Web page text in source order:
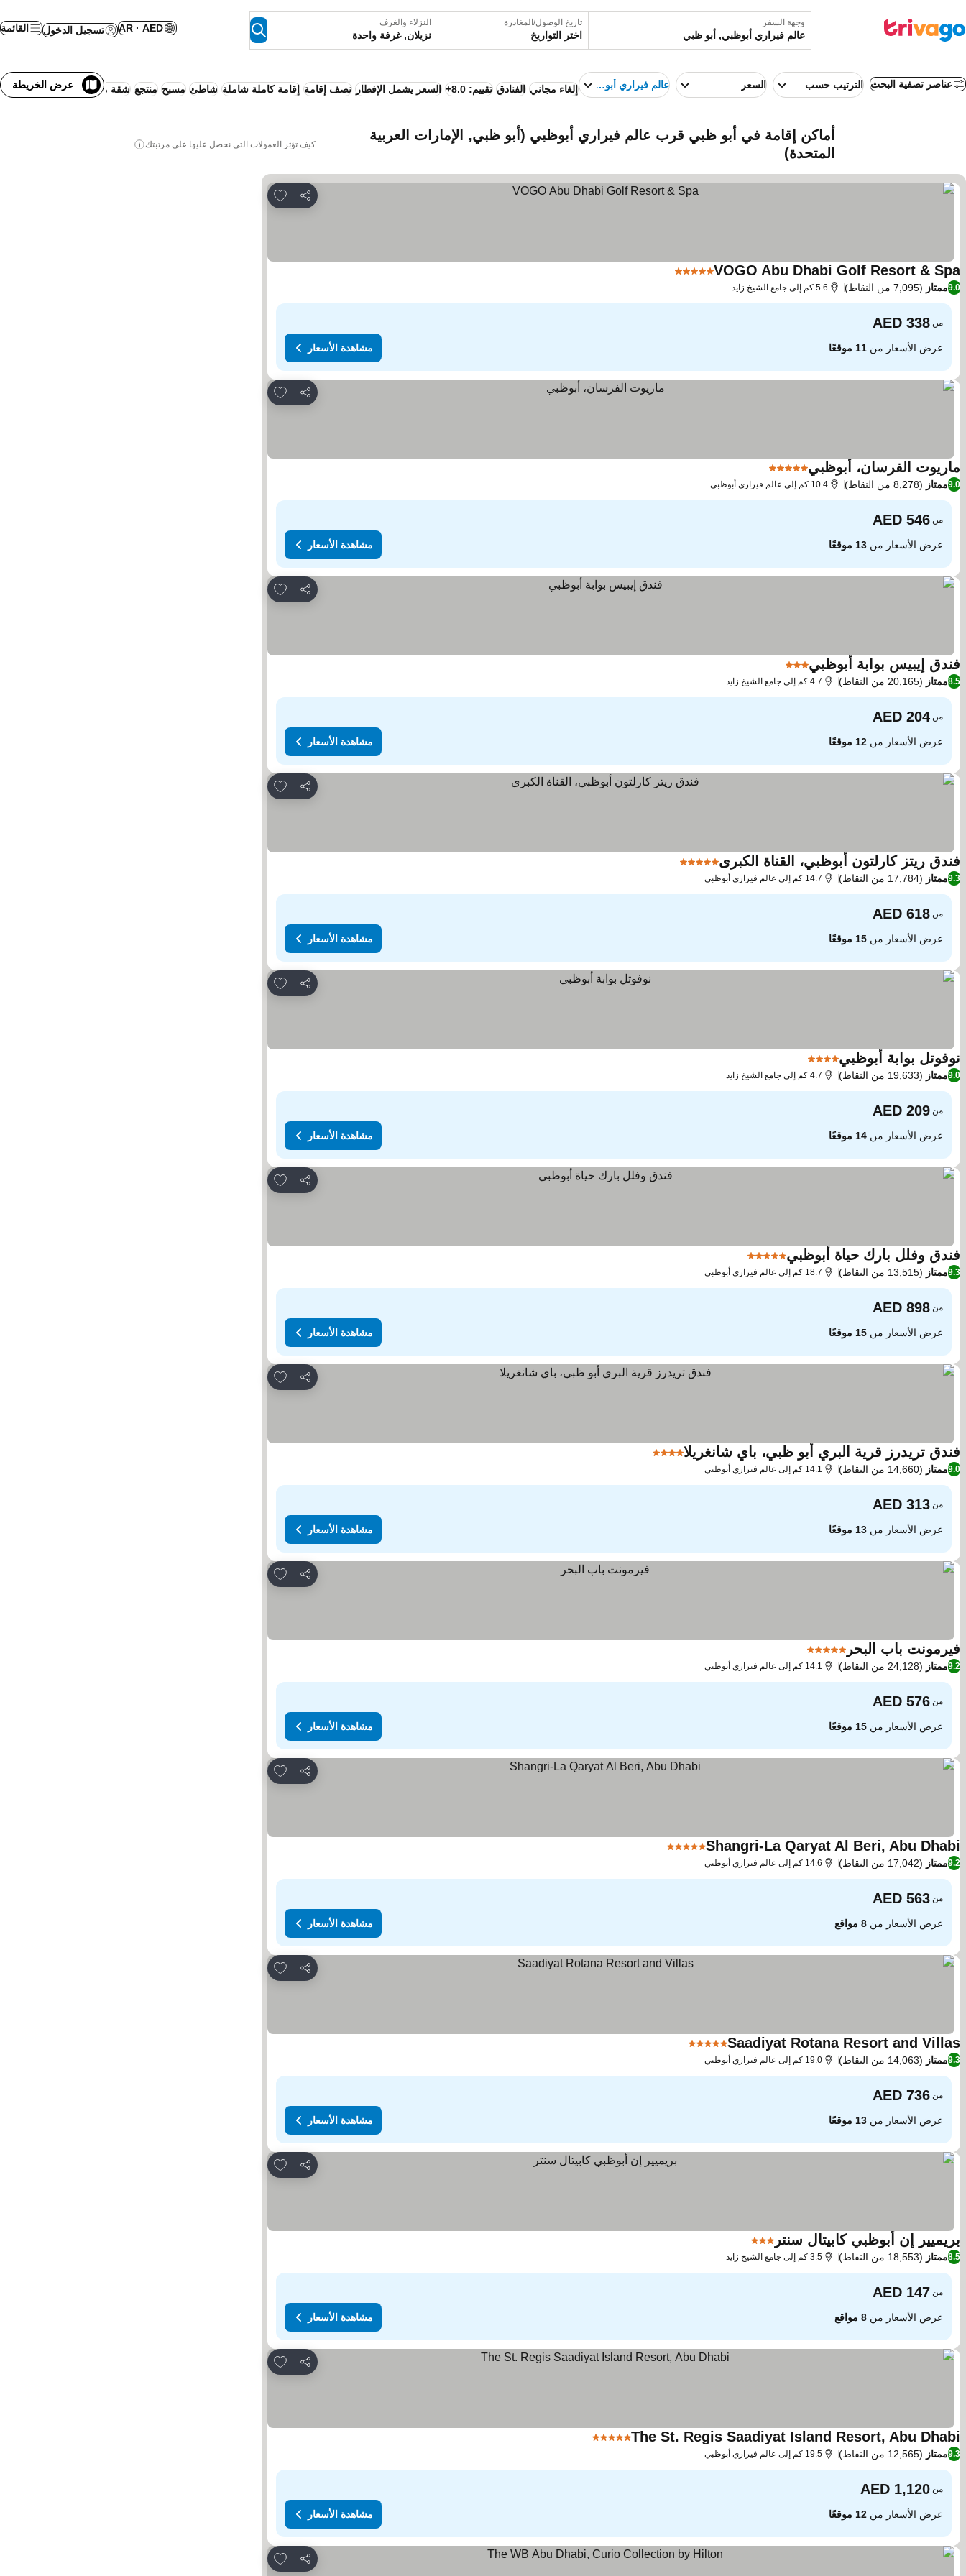
وجهة السفر تاريخ الوصول/المغادرة
اختر التواريخ
النزلاء والغرف
نزيلان, غرفة واحدة
AR · AED تسجيل الدخول القائمة
عناصر تصفية البحث الترتيب حسب السعر عالم فيراري أبوظبي إلغاء مجاني الفنادق تقييم: 8.0+ السعر يشمل الإفطار نصف إقامة إقامة كاملة شاملة شاطئ مسبح منتجع شقة متكاملة الخدمات العائلات
عرض الخريطة
أماكن إقامة في أبو ظبي قرب عالم فيراري أبوظبي (أبو ظبي, الإمارات العربية
المتحدة)
كيف تؤثر العمولات التي نحصل عليها على مرتبتك
مشاركة
Add to favorites
VOGO Abu Dhabi Golf Resort & Spa5 عدد النجوم
9.0ممتاز (7,095 من النقاط) 5.6 كم إلى جامع الشيخ زايد
من
عرض الأسعار من 11 موقعًا مشاهدة الأسعار
مشاركة
Add to favorites
ماريوت الفرسان، أبوظبي5 عدد النجوم
9.0ممتاز (8,278 من النقاط) 10.4 كم إلى عالم فيراري أبوظبي
من
عرض الأسعار من 13 موقعًا مشاهدة الأسعار
مشاركة
Add to favorites
فندق إيبيس بوابة أبوظبي3 عدد النجوم
8.5ممتاز (20,165 من النقاط) 4.7 كم إلى جامع الشيخ زايد
من
عرض الأسعار من 12 موقعًا مشاهدة الأسعار
مشاركة
Add to favorites
فندق ريتز كارلتون أبوظبي، القناة الكبرى5 عدد النجوم
9.3ممتاز (17,784 من النقاط) 14.7 كم إلى عالم فيراري أبوظبي
من
عرض الأسعار من 15 موقعًا مشاهدة الأسعار
مشاركة
Add to favorites
نوفوتل بوابة أبوظبي4 عدد النجوم
9.0ممتاز (19,633 من النقاط) 4.7 كم إلى جامع الشيخ زايد
من
عرض الأسعار من 14 موقعًا مشاهدة الأسعار
مشاركة
Add to favorites
فندق وفلل بارك حياة أبوظبي5 عدد النجوم
9.3ممتاز (13,515 من النقاط) 18.7 كم إلى عالم فيراري أبوظبي
من
عرض الأسعار من 15 موقعًا مشاهدة الأسعار
مشاركة
Add to favorites
فندق تريدرز قرية البري أبو ظبي، باي شانغريلا4 عدد النجوم
9.0ممتاز (14,660 من النقاط) 14.1 كم إلى عالم فيراري أبوظبي
من
عرض الأسعار من 13 موقعًا مشاهدة الأسعار
مشاركة
Add to favorites
فيرمونت باب البحر 5 عدد النجوم
9.2ممتاز (24,128 من النقاط) 14.1 كم إلى عالم فيراري أبوظبي
من
عرض الأسعار من 15 موقعًا مشاهدة الأسعار
مشاركة
Add to favorites
Shangri-La Qaryat Al Beri, Abu Dhabi5 عدد النجوم
9.2ممتاز (17,042 من النقاط) 14.6 كم إلى عالم فيراري أبوظبي
من
عرض الأسعار من 8 مواقع مشاهدة الأسعار
مشاركة
Add to favorites
Saadiyat Rotana Resort and Villas5 عدد النجوم
9.3ممتاز (14,063 من النقاط) 19.0 كم إلى عالم فيراري أبوظبي
من
عرض الأسعار من 13 موقعًا مشاهدة الأسعار
مشاركة
Add to favorites
بريميير إن أبوظبي كابيتال سنتر 3 عدد النجوم
8.5ممتاز (18,553 من النقاط) 3.5 كم إلى جامع الشيخ زايد
من
عرض الأسعار من 8 مواقع مشاهدة الأسعار
مشاركة
Add to favorites
The St. Regis Saadiyat Island Resort, Abu Dhabi5 عدد النجوم
9.3ممتاز (12,565 من النقاط) 19.5 كم إلى عالم فيراري أبوظبي
من
عرض الأسعار من 12 موقعًا مشاهدة الأسعار
مشاركة
Add to favorites